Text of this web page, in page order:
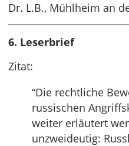
Dr. L.B., Mühlheim an
6. Leserbrief
Zitat:
“Die rechtliche
russischen
weiter erläutert
unzweideutig: